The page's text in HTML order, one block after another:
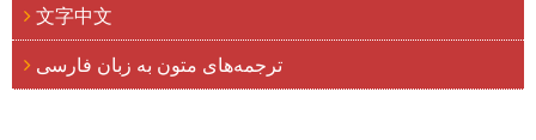
文字中文
ترجمه‌های متون به زبان فارسی